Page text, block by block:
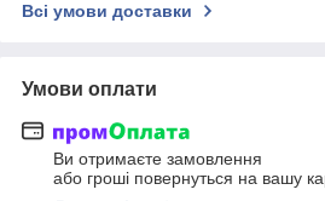
Всі умови доставки
Умови оплати
Ви отримаєте замовлення
або гроші повернуться на вашу